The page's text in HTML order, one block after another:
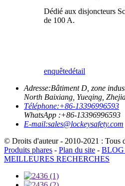
Dédié aux disjoncteurs
de 100 A.
enquêtedétail
Adresse:Bâtiment D, zone
North Baixiang, Yueqing,
Téléphone:+86-13396996593
WhatsApp :+86-13396996593
E-mail:sales@lockeysafety.com
© Droits d'auteur - 2010-2021 : Tous
Produits phares - Plan du site -
MEILLEURES RECHERCHES